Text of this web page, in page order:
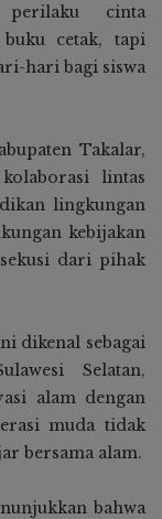
perilaku cinta
cetak, tapi
hari bagi siswa
Takalar,
lintas
lingkungan
kebijakan
dari pihak
dikenal sebagai
Selatan,
alam dengan
muda tidak
bersama alam.
bahwa